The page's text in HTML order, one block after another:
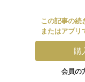
この記事の続
またはアプ
購
会員の